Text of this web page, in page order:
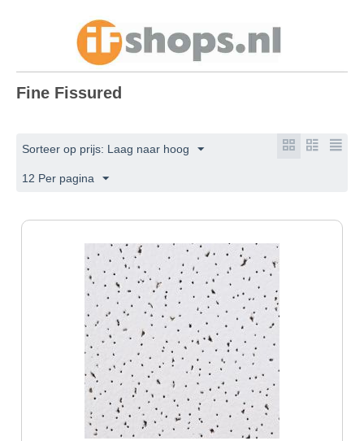
Fine Fissured
Sorteer op prijs: Laag naar hoog
12 Per pagina